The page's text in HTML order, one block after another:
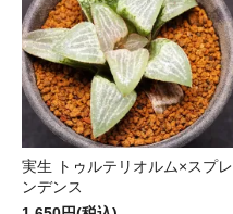
実生 トゥルテリオルム×スプレ
ンデンス